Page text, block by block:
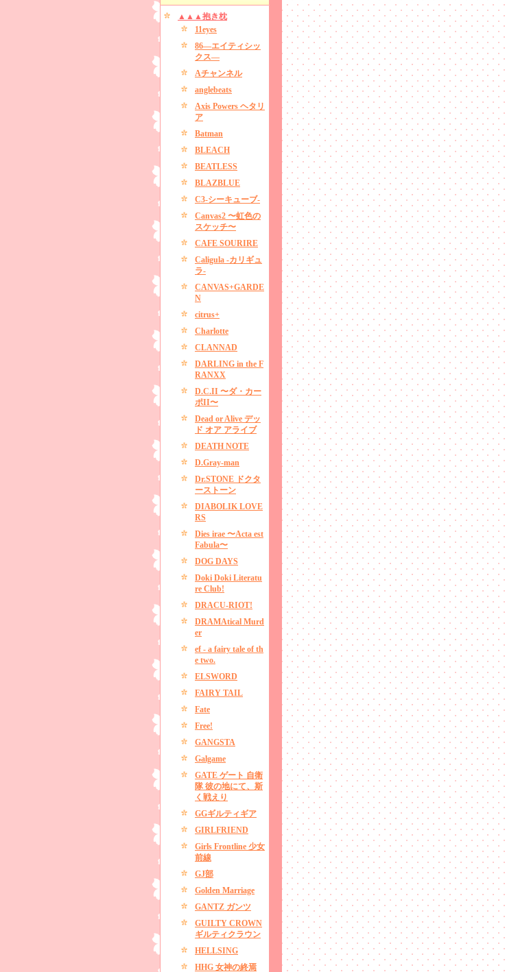
▲▲▲抱き枕
11eyes
86―エイティシッ
クス―
Aチャンネル
anglebeats
Axis Powers ヘタリ
ア
Batman
BLEACH
BEATLESS
BLAZBLUE
C3-シーキューブ-
Canvas2 〜虹色の
スケッチ〜
CAFE SOURIRE
Caligula -カリギュ
ラ-
CANVAS+GARDE
N
citrus+
Charlotte
CLANNAD
DARLING in the F
RANXX
D.C.II 〜ダ・カー
ポII〜
Dead or Alive デッ
ド オア アライブ
DEATH NOTE
D.Gray-man
Dr.STONE ドクタ
ーストーン
DIABOLIK LOVE
RS
Dies irae 〜Acta est
Fabula〜
DOG DAYS
Doki Doki Literatu
re Club!
DRACU-RIOT!
DRAMAtical Murd
er
ef - a fairy tale of th
e two.
ELSWORD
FAIRY TAIL
Fate
Free!
GANGSTA
Galgame
GATE ゲート 自衛
隊 彼の地にて、斯
く戦えり
GGギルティギア
GIRLFRIEND
Girls Frontline 少女
前線
GJ部
Golden Marriage
GANTZ ガンツ
GUILTY CROWN
ギルティクラウン
HELLSING
HHG 女神の終焉